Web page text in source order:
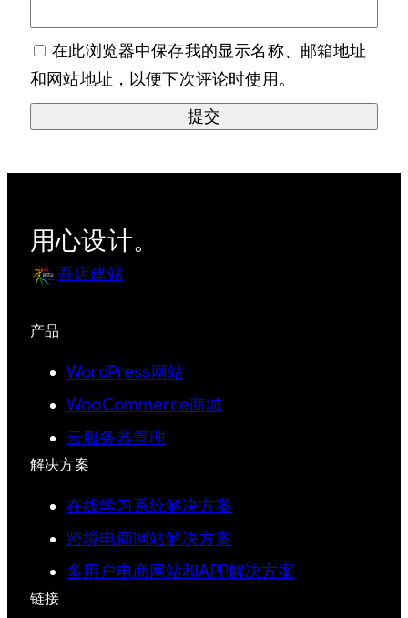
在此浏览器中保存我的显示名称、邮箱地址
和网站地址，以便下次评论时使用。
用心设计。
吾店建站
产品
WordPress网站
WooCommerce商城
云服务器管理
解决方案
在线学习系统解决方案
跨境电商网站解决方案
多用户电商网站和APP解决方案
链接